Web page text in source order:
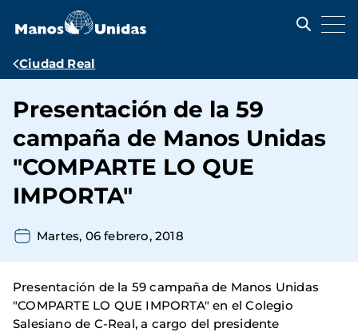
contenido
Ruta
navegación
Ciudad Real
Presentación de la 59
campaña de Manos Unidas
"COMPARTE LO QUE
IMPORTA"
Martes, 06 febrero, 2018
Presentación de la 59 campaña de Manos Unidas
"COMPARTE LO QUE IMPORTA" en el Colegio
Salesiano de C-Real, a cargo del presidente